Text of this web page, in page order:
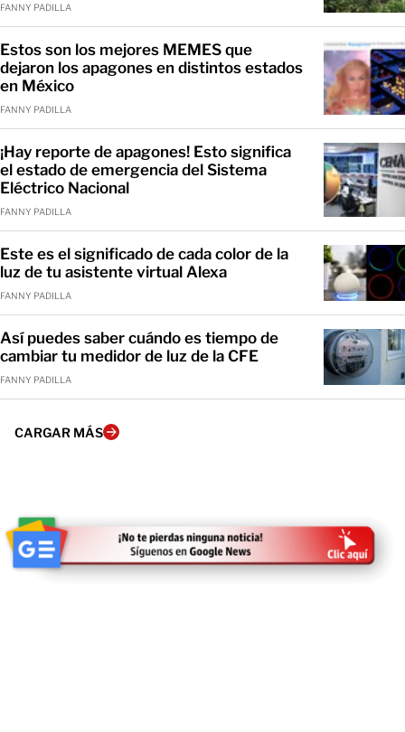
FANNY PADILLA
Estos son los mejores MEMES que
dejaron los apagones en distintos estados
en México
FANNY PADILLA
¡Hay reporte de apagones! Esto significa
el estado de emergencia del Sistema
Eléctrico Nacional
FANNY PADILLA
Este es el significado de cada color de la
luz de tu asistente virtual Alexa
FANNY PADILLA
Así puedes saber cuándo es tiempo de
cambiar tu medidor de luz de la CFE
FANNY PADILLA
CARGAR MÁS